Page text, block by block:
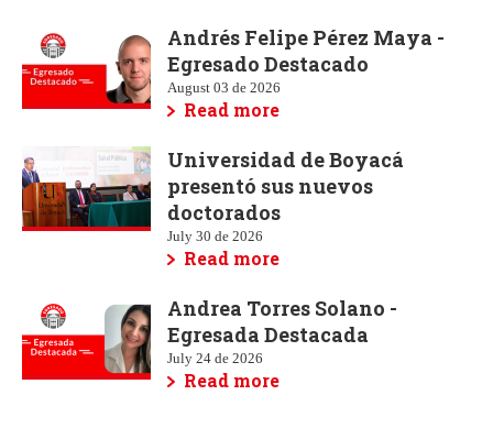
Andrés Felipe Pérez Maya -
Egresado Destacado
August 03 de 2026
Read more
Universidad de Boyacá
presentó sus nuevos
doctorados
July 30 de 2026
Read more
Andrea Torres Solano -
Egresada Destacada
July 24 de 2026
Read more